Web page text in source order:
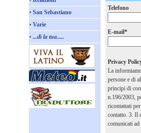
San Sebastiano
Varie
...dì la tua.....
Telefono
E-mail*
Privacy
La
persone e di
principi di
n.196/2003,
ricontattati
contatto. 3. Il
comunicati